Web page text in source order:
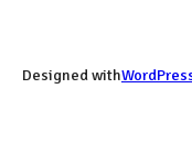
Designed with